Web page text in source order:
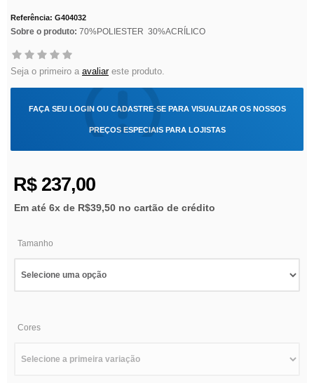
Referência: G404032
Sobre o produto: 70%POLIESTER 30%ACRÍLICO
Seja o primeiro a avaliareste produto.
FAÇA SEU LOGINOU CADASTRE-SEPARA VISUALIZAR OS NOSSOS
PREÇOS ESPECIAIS PARA LOJISTAS
R$ 237,00
Em até 6x de R$39,50 no cartão de crédito
Tamanho
Cores